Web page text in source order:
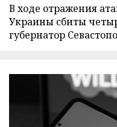
В ходе отражения
Украины сбиты
губернатор